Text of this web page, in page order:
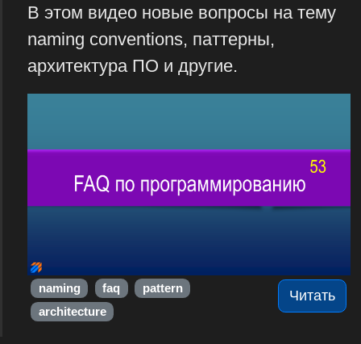
В этом видео новые вопросы на тему
naming conventions, паттерны,
архитектура ПО и другие.
Читать
naming faq
pattern
architecture